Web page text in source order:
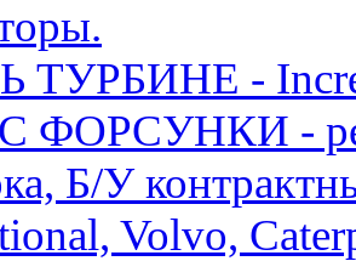
-
-
Б/У
Volvo,